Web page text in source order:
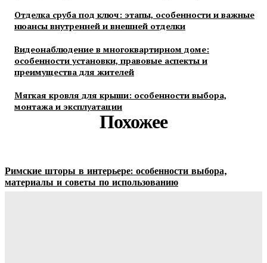
Отделка сруба под ключ: этапы, особенности и важные
нюансы внутренней и внешней отделки
Видеонаблюдение в многоквартирном доме:
особенности установки, правовые аспекты и
преимущества для жителей
Мягкая кровля для крыши: особенности выбора,
монтажа и эксплуатации
Похожее
Римские шторы в интерьере: особенности выбора,
материалы и советы по использованию